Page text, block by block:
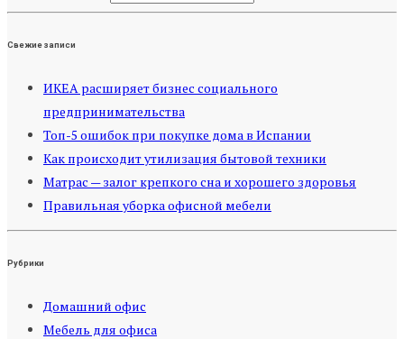
Свежие записи
ИКЕА расширяет бизнес социального
предпринимательства
Топ-5 ошибок при покупке дома в Испании
Как происходит утилизация бытовой техники
Матрас — залог крепкого сна и хорошего здоровья
Правильная уборка офисной мебели
Рубрики
Домашний офис
Мебель для офиса